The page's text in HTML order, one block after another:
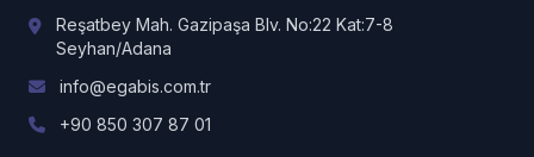
Reşatbey Mah. Gazipaşa Blv. No:22 Kat:7-8
Seyhan/Adana
info@egabis.com.tr
+90 850 307 87 01